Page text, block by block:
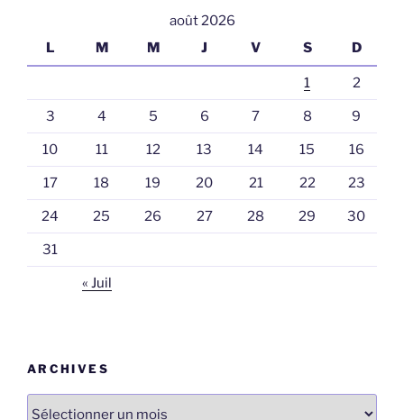
août 2026
L
M M J V S D
1 2
3 4 5 6 7 8 9
10 11 12 13 14 15 16
17 18 19 20 21 22 23
24 25 26 27 28 29 30
31
« Juil
ARCHIVES